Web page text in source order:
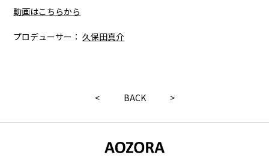
動画はこちらから
プロデューサー：久保田真介
< BACK >